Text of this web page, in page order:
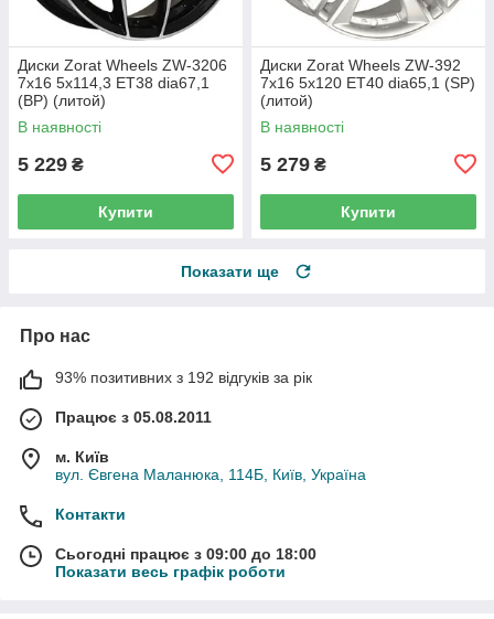
Диски Zorat Wheels ZW-3206
7x16 5x114,3 ET38 dia67,1
(BP) (литой)
В наявності
5 229 ₴
Купити
Диски Zorat Wheels ZW-392
7x16 5x120 ET40 dia65,1 (SP)
(литой)
В наявності
5 279 ₴
Купити
Показати ще
Про нас
93% позитивних з 192 відгуків за рік
Працює з 05.08.2011
м. Київ
вул. Євгена Маланюка, 114Б, Київ, Україна
Контакти
Сьогодні працює з 09:00 до 18:00
Показати весь графік роботи